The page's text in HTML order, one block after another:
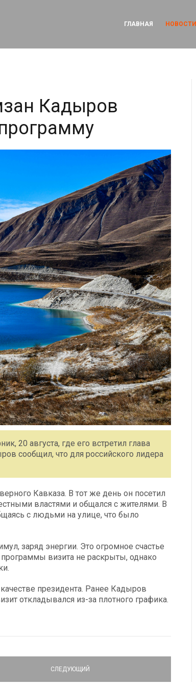
ГЛАВНАЯ НОВОСТИ
Кадыров
20 августа, где его встретил глава
сообщил, что для российского лидера
Кавказа. В тот же день он посетил
властями и общался с жителями. В
с людьми на улице, что было
заряд энергии. Это огромное счастье
визита не раскрыты, однако
президента. Ранее Кадыров
откладывался из-за плотного графика.
СЛЕДУЮЩИЙ